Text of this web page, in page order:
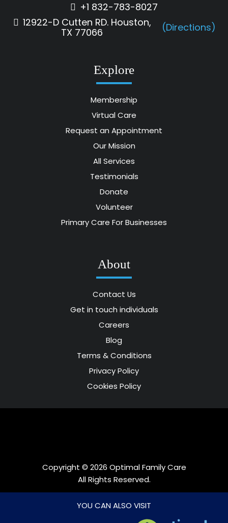
+1 832-783-8027
12922-D Cutten RD. Houston,
TX 77066
(Directions)
Explore
Membership
Virtual Care
Request an Appointment
Our Mission
All Services
Testimonials
Donate
Volunteer
Primary Care For Businesses
About
Contact Us
Get in touch individuals
Careers
Blog
Terms & Conditions
Privacy Policy
Cookies Policy
Copyright © 2026 Optimal Family Care
All Rights Reserved.
Web Development byDreamsAnimation
YOU CAN ALSO VISIT